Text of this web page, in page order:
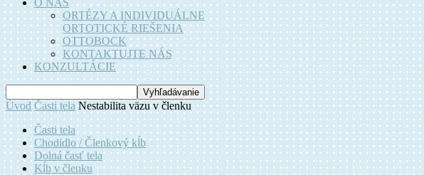
O NÁS
ORTÉZY A INDIVIDUÁLNE
ORTOTICKÉ RIEŠENIA
OTTOBOCK
KONTAKTUJTE NÁS
KONZULTÁCIE
Úvod Časti tela Nestabilita väzu v členku
Časti tela
Chodidlo / Členkový kĺb
Dolná časť tela
Kĺb v členku